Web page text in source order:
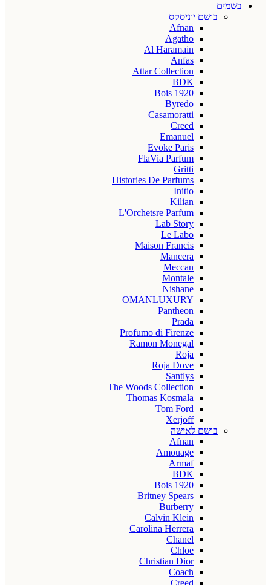
בשמים
בושם יוניסקס
Afnan
Agatho
Al Haramain
Anfas
Attar Collection
BDK
Bois 1920
Byredo
Casamoratti
Creed
Emanuel
Evoke Paris
FlaVia Parfum
Gritti
Histories De Parfums
Initio
Kilian
L'Orchetsre Parfum
Lab Story
Le Labo
Maison Francis
Mancera
Meccan
Montale
Nishane
OMANLUXURY
Pantheon
Prada
Profumo di Firenze
Ramon Monegal
Roja
Roja Dove
Santlys
The Woods Collection
Thomas Kosmala
Tom Ford
Xerjoff
בושם לאישה
Afnan
Amouage
Armaf
BDK
Bois 1920
Britney Spears
Burberry
Calvin Klein
Carolina Herrera
Chanel
Chloe
Christian Dior
Coach
Creed